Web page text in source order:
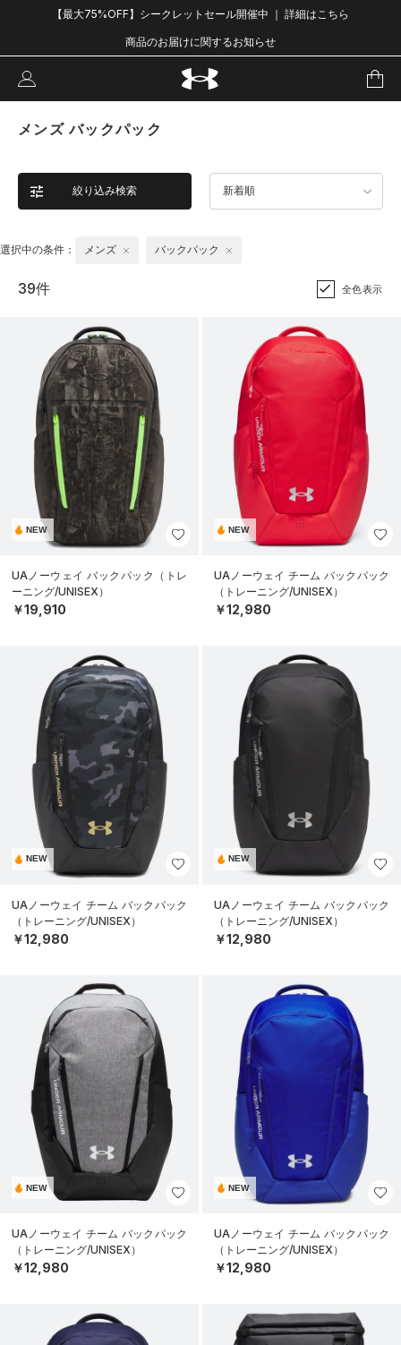
【最大75%OFF】シークレットセール開催中 ｜ 詳細はこちら
商品のお届けに関するお知らせ
メンズ バックパック
絞り込み検索 新着順
選択中の条件： メンズ バックパック
39件 全色表示
NEW
UAノーウェイ バックパック（トレ
ーニング/UNISEX）
￥19,910
NEW
UAノーウェイ チーム バックパック
（トレーニング/UNISEX）
￥12,980
NEW
UAノーウェイ チーム バックパック
（トレーニング/UNISEX）
￥12,980
NEW
UAノーウェイ チーム バックパック
（トレーニング/UNISEX）
￥12,980
NEW
UAノーウェイ チーム バックパック
（トレーニング/UNISEX）
￥12,980
NEW
UAノーウェイ チーム バックパック
（トレーニング/UNISEX）
￥12,980